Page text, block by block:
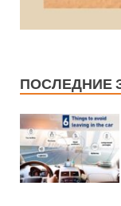
ПОСЛЕДНИЕ